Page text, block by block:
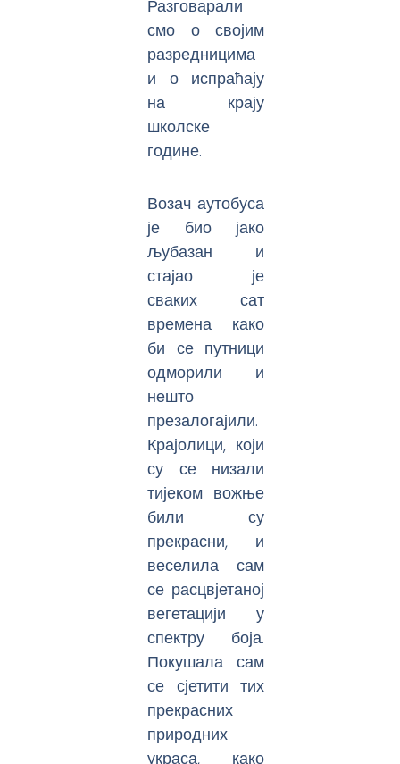
Разговарали
смо о својим
разредницима
и о испраћају
на крају
школске
године.
Возач аутобуса
је био јако
љубазан и
стајао је
сваких сат
времена како
би се путници
одморили и
нешто
презалогајили.
Крајолици, који
су се низали
тијеком вожње
били су
прекрасни, и
веселила сам
се расцвјетаној
вегетацији у
спектру боја.
Покушала сам
се сјетити тих
прекрасних
природних
украса, како